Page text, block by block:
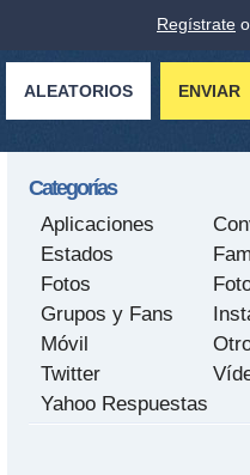
Regístrate o
ALEATORIOS ENVIAR
Categorías
Aplicaciones
Estados
Fotos
Grupos y Fans
Móvil
Twitter
Yahoo Respuestas